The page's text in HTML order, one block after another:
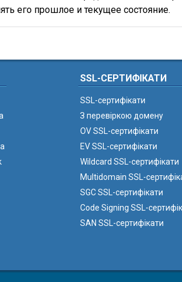
его прошлое и текущее состояние.
SSL-СЕРТИФІКАТИ
SSL-сертифікати
З перевіркою домену
OV SSL-сертифікати
EV SSL-сертифікати
Wildcard SSL-сертифікати
Multidomain SSL-
SGC SSL-сертифікати
Code Signing SSL-
SAN SSL-сертифікати